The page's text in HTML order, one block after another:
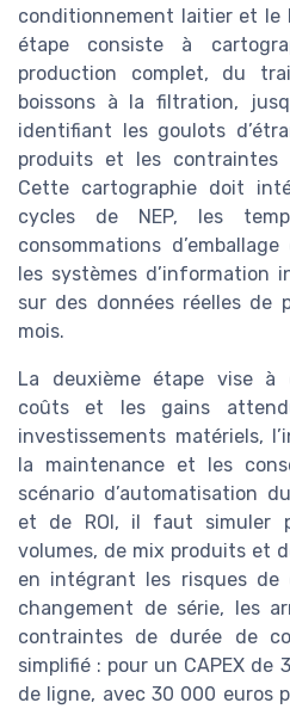
conditionnement laitier et le
étape consiste à
production complet, du
boissons à la filtration,
identifiant les goulots
produits et les contraintes
Cette cartographie doit
cycles de NEP, les
consommations
les systèmes d’information
sur des données réelles de
mois.
La deuxième étape vise à
coûts et les gains
investissements matériels,
la maintenance et les
scénario d’automatisation
et de ROI, il faut simuler
volumes, de mix produits et
en intégrant les risques de
changement de série, les
contraintes de durée de
simplifié : pour un CAPEX de
de ligne, avec 30 000 euros